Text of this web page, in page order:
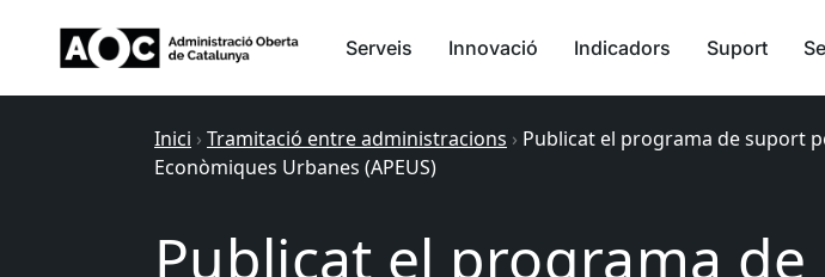
Serveis Innovació Indicadors Suport
Inici › Tramitació entre administracions › Publicat el programa de suport
Econòmiques Urbanes (APEUS)
Publicat el programa de